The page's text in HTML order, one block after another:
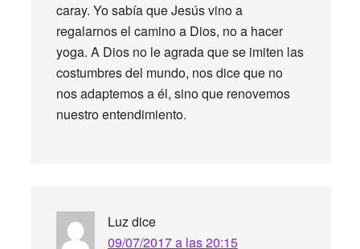
caray. Yo sabía que Jesús vino a
regalarnos el camino a Dios, no a hacer
yoga. A Dios no le agrada que se imiten las
costumbres del mundo, nos dice que no
nos adaptemos a él, sino que renovemos
nuestro entendimiento.
Luzdice
09/07/2017 a las 20:15